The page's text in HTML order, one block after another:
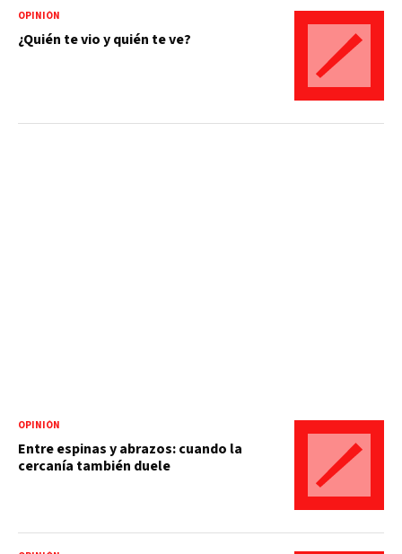
OPINIÓN
¿Quién te vio y quién te ve?
OPINIÓN
Entre espinas y abrazos: cuando la
cercanía también duele